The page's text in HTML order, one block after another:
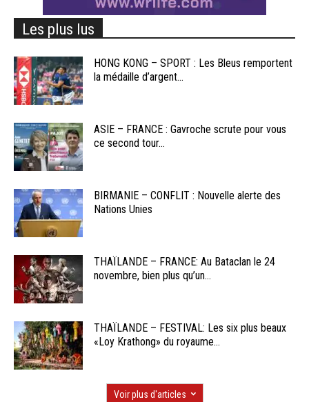
Les plus lus
HONG KONG – SPORT : Les Bleus remportent
la médaille d’argent...
ASIE – FRANCE : Gavroche scrute pour vous
ce second tour...
BIRMANIE – CONFLIT : Nouvelle alerte des
Nations Unies
THAÏLANDE – FRANCE: Au Bataclan le 24
novembre, bien plus qu’un...
THAÏLANDE – FESTIVAL: Les six plus beaux
«Loy Krathong» du royaume...
Voir plus d'articles